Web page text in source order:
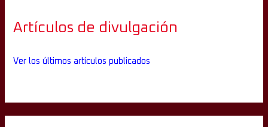
Artículos de divulgación
Ver los últimos artículos publicados